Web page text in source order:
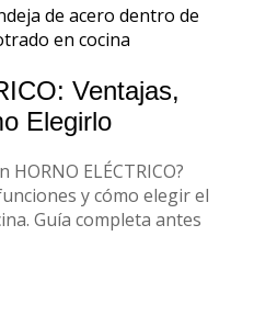
Ventajas,
Elegirlo
ELÉCTRICO?
y cómo elegir el
Guía completa antes